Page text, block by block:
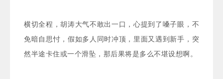
横切全程，胡涛大气不敢出一口，心提到了嗓子眼，不
免暗自思忖，假如多人同时冲顶，里面又遇到新手，突
然半途卡住或一个滑坠，那后果将是多么不堪设想啊。